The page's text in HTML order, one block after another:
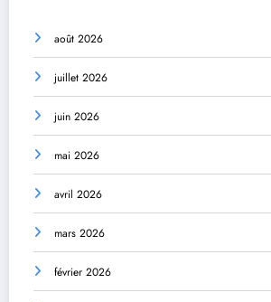
août 2026
juillet 2026
juin 2026
mai 2026
avril 2026
mars 2026
février 2026